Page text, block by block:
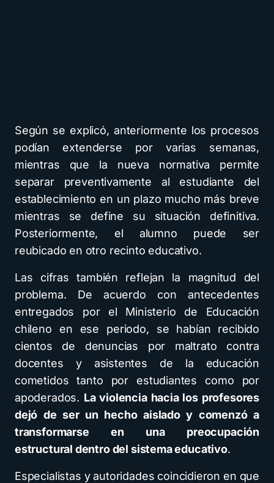
Según se explicó, anteriormente los procesos
podían extenderse por varias semanas,
mientras que la nueva normativa permite
separar preventivamente al estudiante del
establecimiento en un plazo mucho más breve
mientras se define su situación definitiva.
Posteriormente, el alumno puede ser
reubicado en otro recinto educativo.
Las cifras también reflejan la magnitud del
problema. De acuerdo con antecedentes
entregados por el Ministerio de Educación
chileno en ese periodo, se habían recibido
cientos de denuncias por maltrato contra
docentes y asistentes de la educación
cometidos tanto por estudiantes como por
apoderados. La violencia hacia los profesores
dejó de ser un hecho aislado y comenzó a
transformarse en una preocupación
estructural dentro del sistema educativo.
Especialistas y autoridades coincidieron en que